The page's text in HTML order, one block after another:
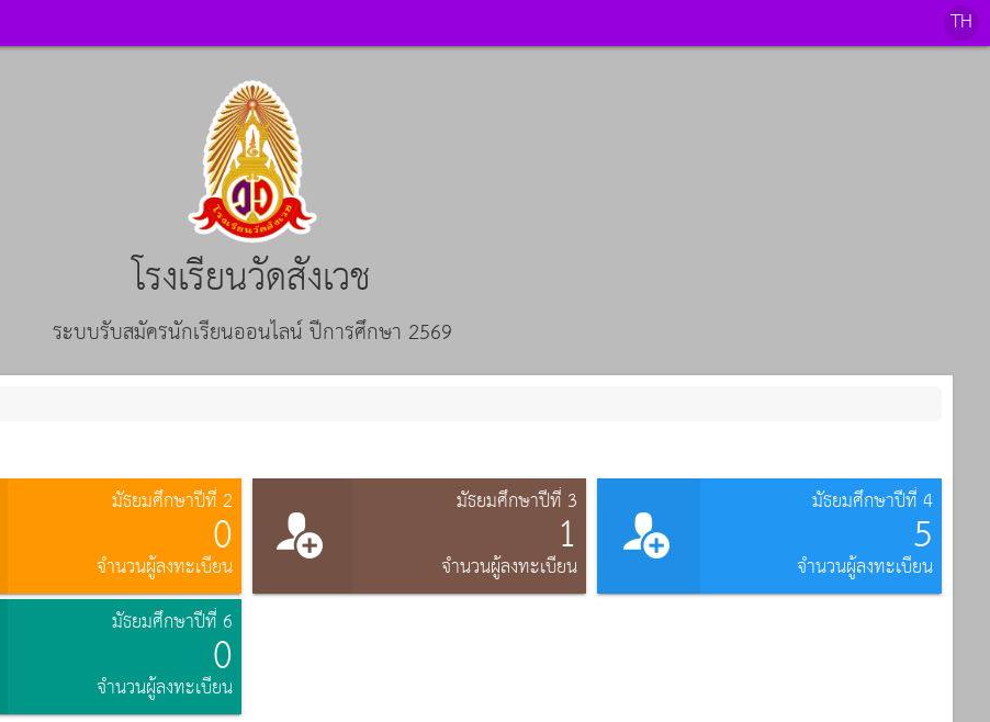
โรงเรียนวัดสังเวช
ระบบรับสมัครนักเรียนออนไลน์ ปีการศึกษา 2569
มัธยมศึกษาปีที่ 2
0
จำนวนผู้ลงทะเบียน
มัธยมศึกษาปีที่ 3
1
จำนวนผู้ลงทะเบียน
มัธยมศึกษาปีที่ 4
5
จำนวนผู้ลงทะเบียน
มัธยมศึกษาปีที่ 6
0
จำนวนผู้ลงทะเบียน